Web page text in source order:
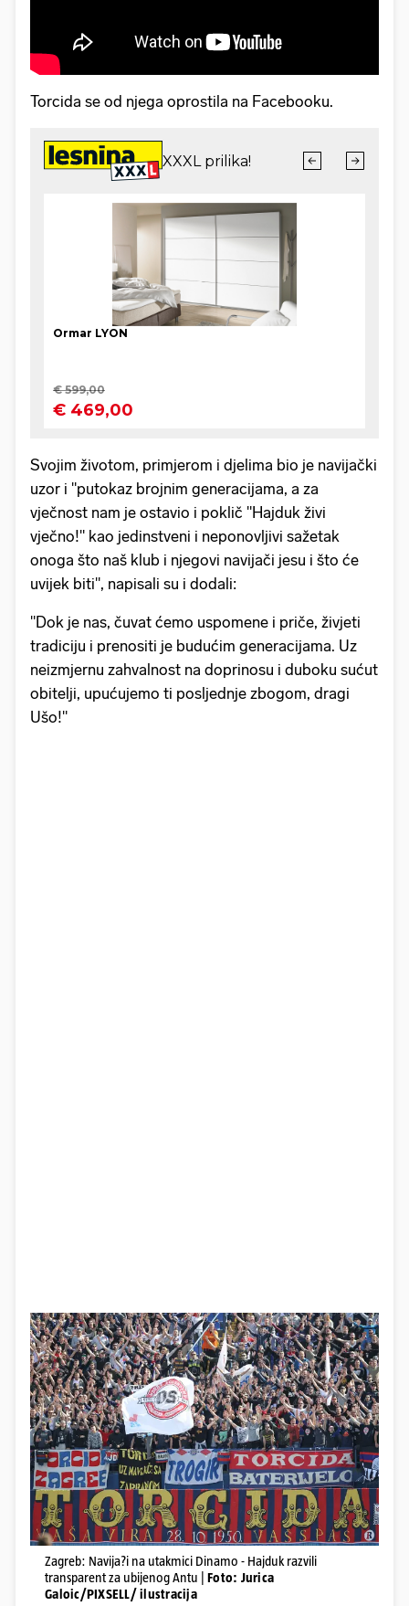
Torcida se od njega oprostila na Facebooku.
Svojim životom, primjerom i djelima bio je navijački
uzor i "putokaz brojnim generacijama, a za
vječnost nam je ostavio i poklič "Hajduk živi
vječno!" kao jedinstveni i neponovljivi sažetak
onoga što naš klub i njegovi navijači jesu i što će
uvijek biti", napisali su i dodali:
"Dok je nas, čuvat ćemo uspomene i priče, živjeti
tradiciju i prenositi je budućim generacijama. Uz
neizmjernu zahvalnost na doprinosu i duboku sućut
obitelji, upućujemo ti posljednje zbogom, dragi
Ušo!"
Zagreb: Navija?i na utakmici Dinamo - Hajduk razvili
transparent za ubijenog Antu | Foto: Jurica
Galoic/PIXSELL/ ilustracija